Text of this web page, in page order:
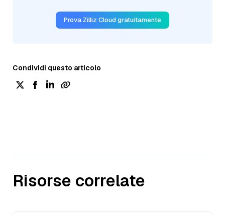
Prova Zilliz Cloud gratuitamente
Condividi questo articolo
Risorse correlate